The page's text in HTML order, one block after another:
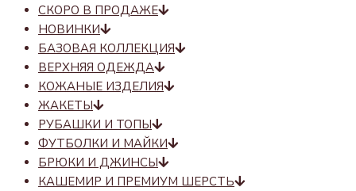
СКОРО В ПРОДАЖЕ
НОВИНКИ
БАЗОВАЯ КОЛЛЕКЦИЯ
ВЕРХНЯЯ ОДЕЖДА
КОЖАНЫЕ ИЗДЕЛИЯ
ЖАКЕТЫ
РУБАШКИ И ТОПЫ
ФУТБОЛКИ И МАЙКИ
БРЮКИ И ДЖИНСЫ
КАШЕМИР И ПРЕМИУМ ШЕРСТЬ